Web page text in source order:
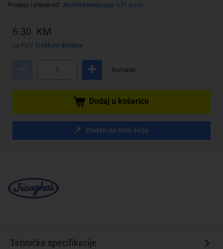
Prodaja i slanje od: Architektengruppe S71 d.o.o.
6.30 KM
sa PDV Troškovi dostave
Komada
Dodaj u košaricu
Dodati na listu želja
Tehničke specifikacije